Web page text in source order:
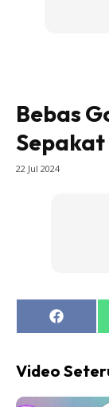
Bebas
Sepakat
22 Jul 2024
Share
on
Video